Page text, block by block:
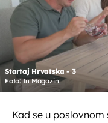
Startaj Hrvatska - 3
Foto: In Magazin
Kad se u